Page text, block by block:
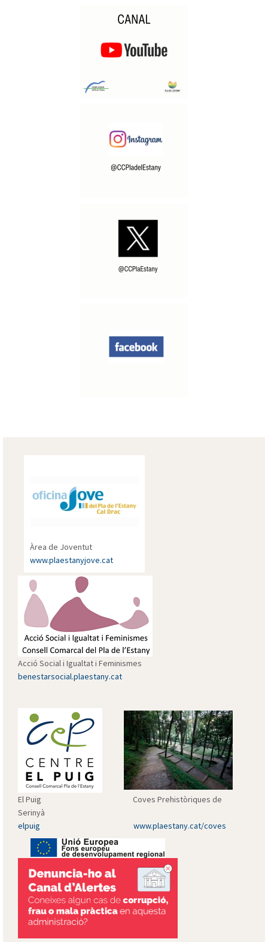
Àrea de Joventut
www.plaestanyjove.cat
Acció Social i Igualtat i Feminismes
benestarsocial.plaestany.cat
El Puig Coves Prehistòriques de
Serinyà
elpuig
www.plaestany.cat/coves